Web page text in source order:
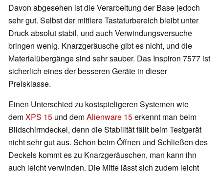
Davon abgesehen ist die Verarbeitung der Base jedoch
sehr gut. Selbst der mittlere Tastaturbereich bleibt unter
Druck absolut stabil, und auch Verwindungsversuche
bringen wenig. Knarzgeräusche gibt es nicht, und die
Materialübergänge sind sehr sauber. Das Inspiron 7577 ist
sicherlich eines der besseren Geräte in dieser
Preisklasse.
Einen Unterschied zu kostspieligeren Systemen wie
demXPS 15 und demAlienware 15erkennt man beim
Bildschirmdeckel, denn die Stabilität fällt beim Testgerät
nicht sehr gut aus. Schon beim Öffnen und Schließen des
Deckels kommt es zu Knarzgeräuschen, man kann ihn
auch leicht verwinden. Die Mitte lässt sich zudem leicht